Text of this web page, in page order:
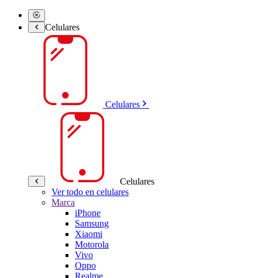
Celulares
Celulares
Celulares
Ver todo en celulares
Marca
iPhone
Samsung
Xiaomi
Motorola
Vivo
Oppo
Realme